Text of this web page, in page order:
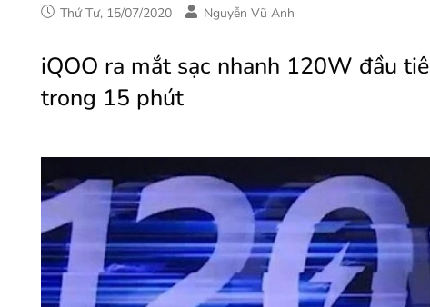
Thứ Tư, 15/07/2020 Nguyễn Vũ Anh
iQOO ra mắt sạc nhanh 120W đầu
trong 15 phút